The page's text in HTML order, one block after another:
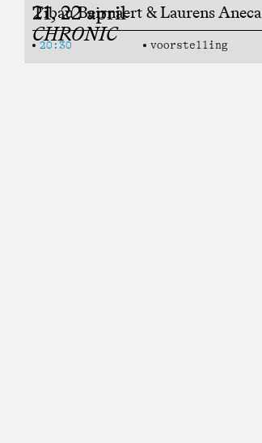
21, 22 april
CHRONIC
Tibau Beirnaert & Laurens Aneca
20:30 voorstelling